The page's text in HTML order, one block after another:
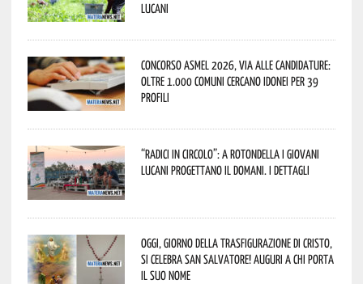
lucani
Concorso Asmel 2026, via alle candidature:
oltre 1.000 Comuni cercano idonei per 39
profili
“Radici in Circolo”: a Rotondella i giovani
lucani progettano il domani. I dettagli
Oggi, giorno della Trasfigurazione di Cristo,
si celebra San Salvatore! Auguri a chi porta
il suo nome